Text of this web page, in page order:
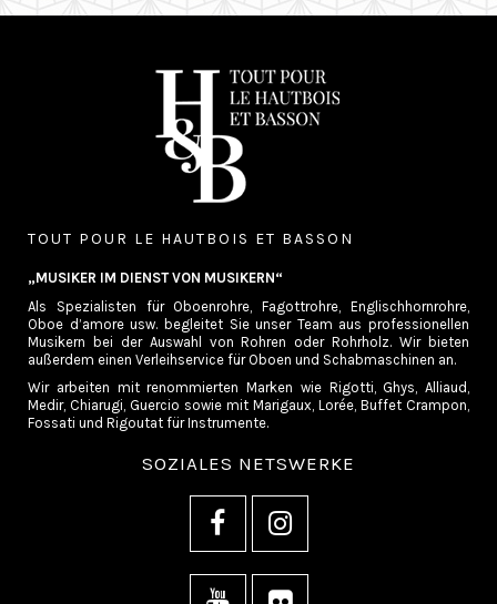
TOUT POUR LE HAUTBOIS ET BASSON
„MUSIKER IM DIENST VON MUSIKERN“
Als Spezialisten für Oboenrohre, Fagottrohre, Englischhornrohre,
Oboe d’amore usw. begleitet Sie unser Team aus professionellen
Musikern bei der Auswahl von Rohren oder Rohrholz. Wir bieten
außerdem einen Verleihservice für Oboen und Schabmaschinen an.
Wir arbeiten mit renommierten Marken wie Rigotti, Ghys, Alliaud,
Medir, Chiarugi, Guercio sowie mit Marigaux, Lorée, Buffet Crampon,
Fossati und Rigoutat für Instrumente.
SOZIALES NETSWERKE